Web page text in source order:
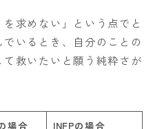
求めない」という点でと
いるとき、自分のことの
救いたいと願う純粋さが
場合 INFPの場合